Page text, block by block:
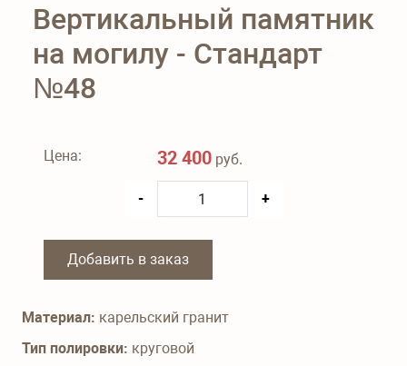
Вертикальный памятник
на могилу - Стандарт
№48
Цена: 32 400 руб.
- +
Добавить в заказ
Материал: карельский гранит
Тип полировки: круговой